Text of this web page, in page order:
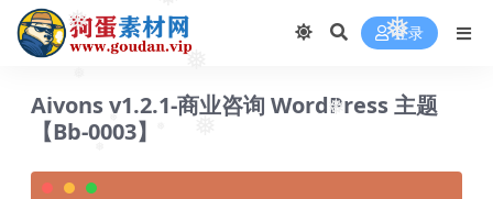
❅
❅
❅
❅
❅ 登录
Aivons v1.2.1-商业咨询 WordPress 主题
【Bb-0003】